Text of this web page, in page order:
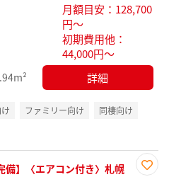
り登
月額目安：128,700
円～
初期費用他：
44,000円～
詳細
ファミリー向け
同棲向け
備】〈エアコン付き〉札幌